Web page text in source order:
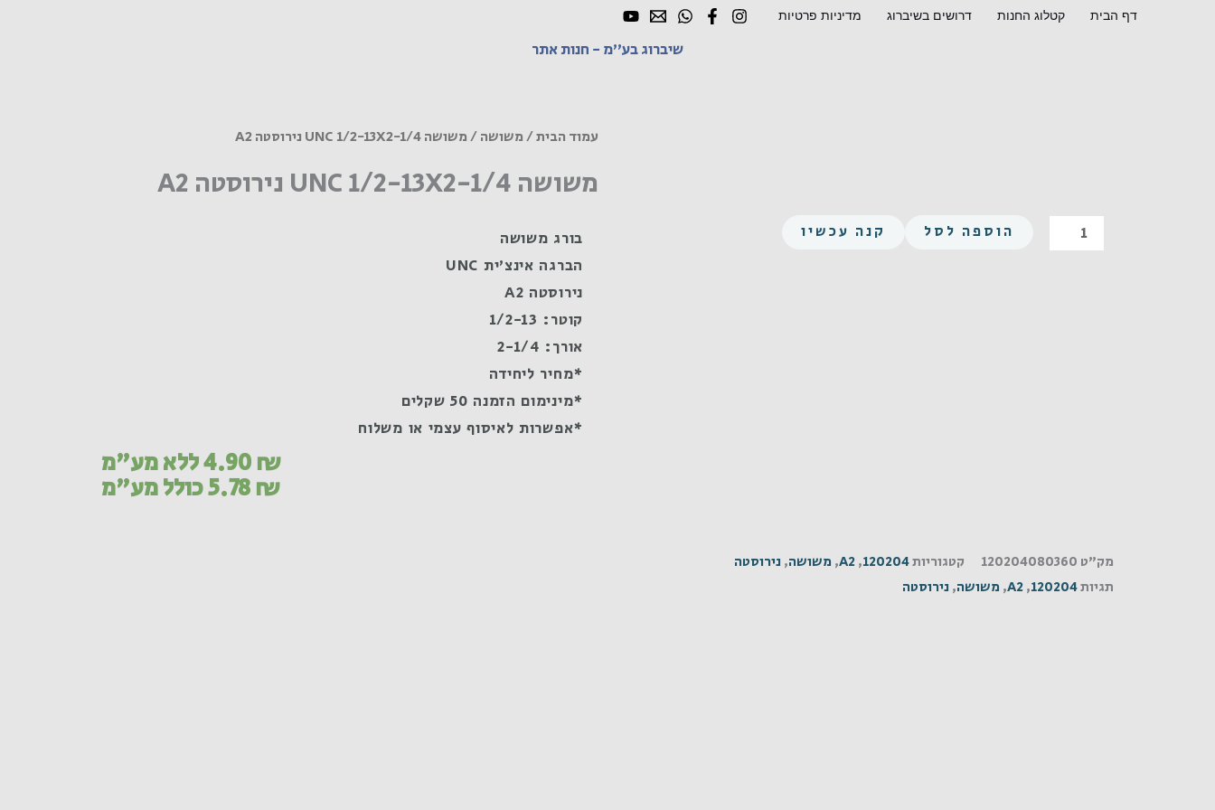
דף הבית קטלוג החנות דרושים בשיברוג מדיניות פרטיות
שיברוג בע"מ - חנות אתר
כמות
של
הוספה לסל קנה עכשיו
עמוד הבית/משושה/ משושה UNC 1/2-13X2-1/4 נירוסטה A2
משושה UNC 1/2-13X2-1/4 נירוסטה A2
בורג משושה
הברגה אינצ'ית UNC
נירוסטה A2
קוטר: 1/2-13
אורך: 2-1/4
*מחיר ליחידה
*מינימום הזמנה 50 שקלים
*אפשרות לאיסוף עצמי או משלוח
4.90₪ ללא מע"מ
5.78₪ כולל מע"מ
מק"ט 120204080360 קטגוריות120204
,
A2
, משושה, נירוסטה
תגיות120204
,
A2
, משושה, נירוסטה